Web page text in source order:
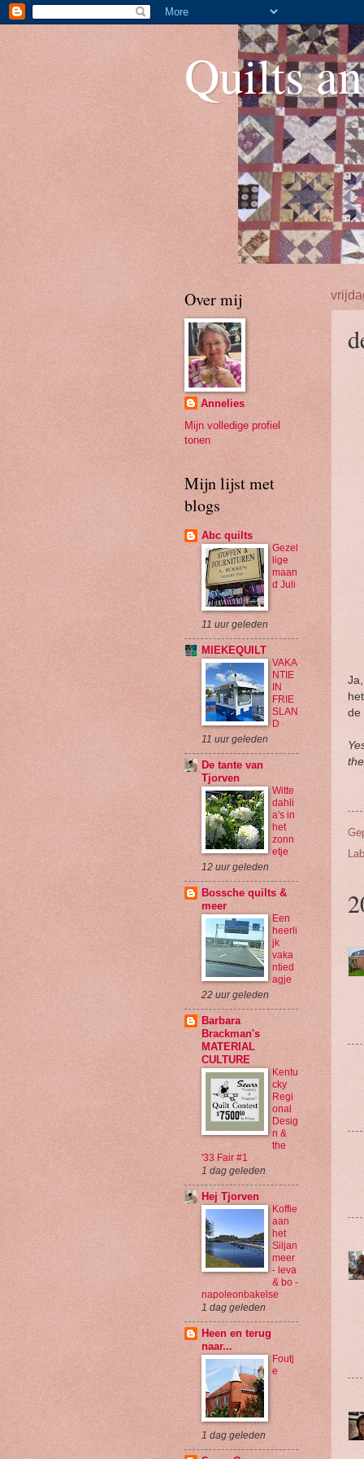
Quilts
de
Over mij
Annelies
Mijn volledige profiel
tonen
Mijn lijst met
blogs
Abc quilts
Gezel
lige
maan
d Juli
11 uur geleden
MIEKEQUILT
VAKA
NTIE
IN
FRIE
SLAN
D
11 uur geleden
De tante van
Tjorven
Witte
dahli
a's in
het
zonn
etje
12 uur geleden
Bossche quilts &
meer
Een
heerli
jk
vaka
ntied
agje
22 uur geleden
Barbara
Brackman's
MATERIAL
CULTURE
Kentu
cky
Regi
onal
Desig
n &
the
'33 Fair #1
1 dag geleden
Hej Tjorven
Koffie
aan
het
Siljan
meer
- leva
& bo -
napoleonbakelse
1 dag geleden
Heen en terug
naar...
Foutj
e
1 dag geleden